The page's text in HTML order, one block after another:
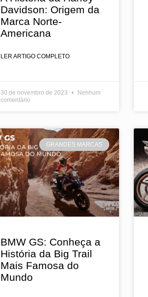
Davidson: Origem da
Marca Norte-
Americana
LER ARTIGO COMPLETO
30 de novembro de 2023
Nenhum
comentário
GRANDES MARCAS
BMW GS: Conheça a
História da Big Trail
Mais Famosa do
Mundo